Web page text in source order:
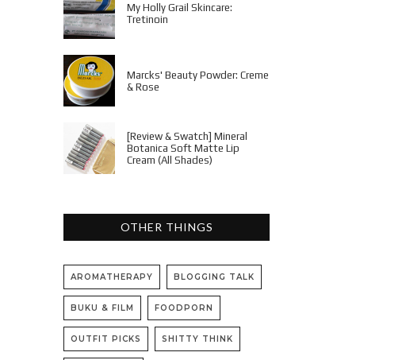
My Holly Grail Skincare:
Tretinoin
Marcks' Beauty Powder: Creme
& Rose
[Review & Swatch] Mineral
Botanica Soft Matte Lip
Cream (All Shades)
OTHER THINGS
AROMATHERAPY BLOGGING TALK
BUKU & FILM FOODPORN
OUTFIT PICKS SHITTY THINK